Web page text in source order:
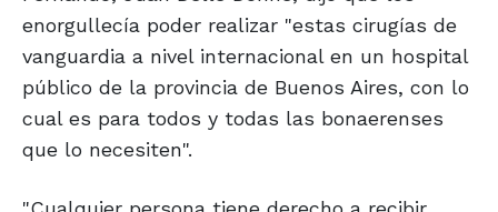
enorgullecía poder realizar "estas cirugías de
vanguardia a nivel internacional en un hospital
público de la provincia de Buenos Aires, con lo
cual es para todos y todas las bonaerenses
que lo necesiten".